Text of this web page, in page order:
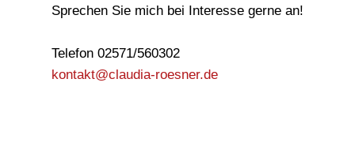
Sprechen Sie mich bei Interesse gerne an!
Telefon 02571/560302
kontakt@claudia-roesner.de